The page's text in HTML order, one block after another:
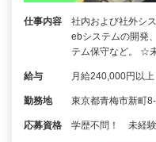
仕事内容
社内および社外シ
ebシステムの開発
テム保守など。 ☆
給与 月給240,000円以
勤務地 東京都青梅市新町
応募資格 学歴不問！ 未経験